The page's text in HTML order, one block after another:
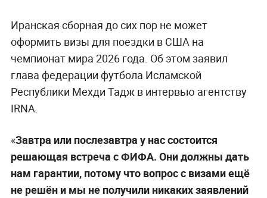
Иранская сборная до сих пор не может
оформить визы для поездки в США на
чемпионат мира 2026 года. Об этом заявил
глава федерации футбола Исламской
Республики Мехди Тадж в интервью агентству
IRNA.
«Завтра или послезавтра у нас состоится
решающая встреча с ФИФА. Они должны дать
нам гарантии, потому что вопрос с визами ещё
не решён и мы не получили никаких заявлений